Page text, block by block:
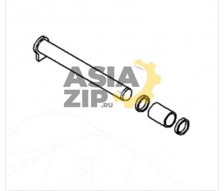
Допустимые форматы: .xls, .xlsx